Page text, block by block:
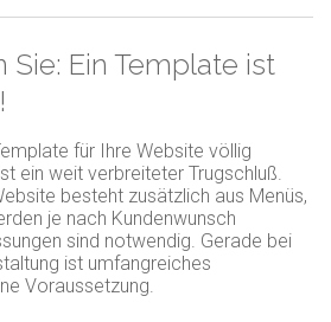
Sie: Ein Template ist
für Ihre Website völlig
ein weit verbreiteter Trugschluß.
besteht zusätzlich aus Menüs,
je nach Kundenwunsch
sind notwendig. Gerade bei
ist umfangreiches
Voraussetzung.